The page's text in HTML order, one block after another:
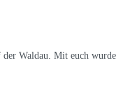
Waldau. Mit euch wurde